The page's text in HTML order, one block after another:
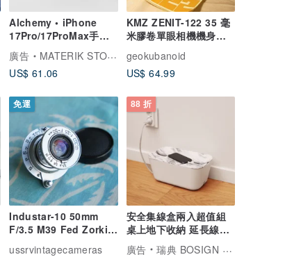
Alchemy • iPhone
17Pro/17ProMax手機
殼 MagSafe磁吸手機保
護套
廣告
MATERIK STORY
US$ 61.06
KMZ ZENIT-122 35 毫
米膠卷單眼相機機身帶
賓得 M42 鏡頭卡口俄羅
geokubanoid
US$ 64.99
免運
Industar-10 50mm
F/3.5 M39 Fed Zorki
ussrvintagecameras
88 折
安全集線盒兩入超值組
桌上地下收納 延長線收
納盒
廣告
瑞典 BOSIGN Stockholm 家居用品